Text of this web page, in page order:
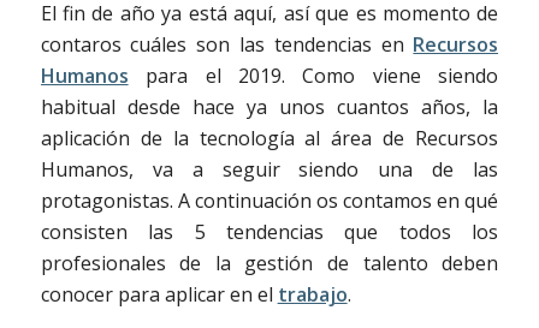
El fin de año ya está aquí, así que es momento de
contaros cuáles son las tendencias en Recursos
Humanos para el 2019. Como viene siendo
habitual desde hace ya unos cuantos años, la
aplicación de la tecnología al área de Recursos
Humanos, va a seguir siendo una de las
protagonistas. A continuación os contamos en qué
consisten las 5 tendencias que todos los
profesionales de la gestión de talento deben
conocer para aplicar en el trabajo.